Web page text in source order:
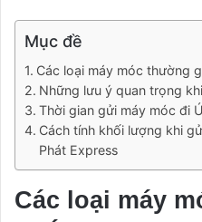
Mục đề
Các loại máy móc thường
Những lưu ý quan trọng
Thời gian gửi máy móc đi
Cách tính khối lượng khi
Phát Express
Các loại máy